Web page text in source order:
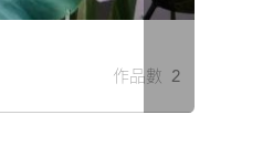
作品數 2